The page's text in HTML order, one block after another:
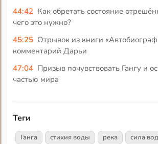
44:42 Как обретать состояние
чего это нужно?
45:25 Отрывок из книги
комментарий Дарьи
47:04 Призыв почувствовать Гангу и
частью мира
Теги
Ганга стихия воды река
сила